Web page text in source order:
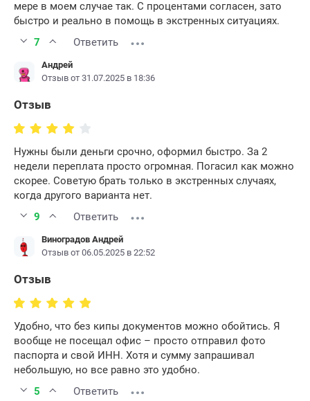
мере в моем случае так. С процентами согласен, зато
быстро и реально в помощь в экстренных ситуациях.
7
Ответить
Андрей
Отзыв от 31.07.2025 в 18:36
Отзыв
Нужны были деньги срочно, оформил быстро. За 2
недели переплата просто огромная. Погасил как можно
скорее. Советую брать только в экстренных случаях,
когда другого варианта нет.
9
Ответить
Виноградов Андрей
Отзыв от 06.05.2025 в 22:52
Отзыв
Удобно, что без кипы документов можно обойтись. Я
вообще не посещал офис – просто отправил фото
паспорта и свой ИНН. Хотя и сумму запрашивал
небольшую, но все равно это удобно.
5
Ответить